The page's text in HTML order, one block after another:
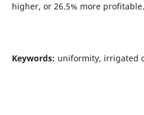
higher, or 26.5% more profitable.
Keywords: uniformity, irrigated